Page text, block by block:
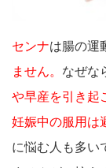
センナは腸の運
ません。 なぜな
や早産を引き起
妊娠中の服用は
に悩む人も多い